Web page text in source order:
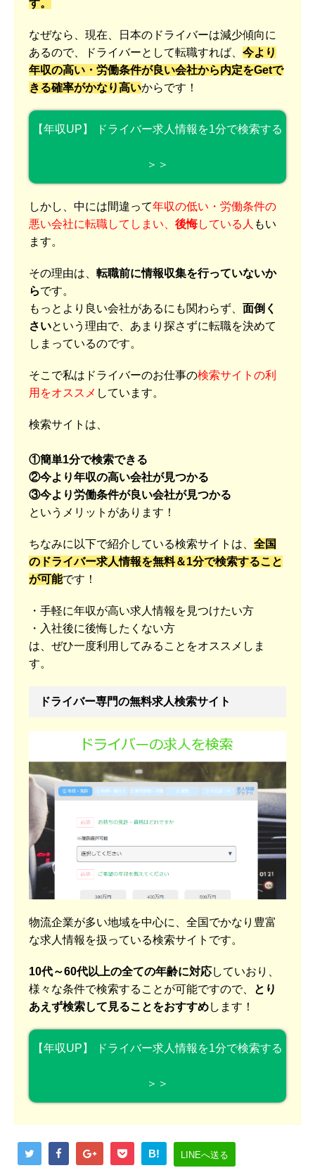
す。
なぜなら、現在、日本のドライバーは減少傾向に
あるので、ドライバーとして転職すれば、 今より
年収の高い・労働条件が良い会社から内定をGetで
きる確率がかなり高いからです！
【年収UP】 ドライバー求人情報を1分で検索する
＞＞
しかし、中には間違って年収の低い・労働条件の
悪い会社に転職してしまい、 後悔している人 もい
ます。
その理由は、 転職前に情報収集を行っていないか
らです。
もっとより良い会社があるにも関わらず、 面倒く
さいという理由で、あまり探さずに転職を決めて
しまっているのです。
そこで私はドライバーのお仕事の検索サイトの利
用をオススメ しています。
検索サイトは、
①簡単1分で検索できる
②今より年収の高い会社が見つかる
③今より労働条件が良い会社が見つかる
というメリットがあります！
ちなみに以下で紹介している検索サイトは、 全国
のドライバー求人情報を無料＆1分で検索すること
が可能です！
・手軽に年収が高い求人情報を見つけたい方
・入社後に後悔したくない方
は、ぜひ一度利用してみることをオススメしま
す。
ドライバー専門の無料求人検索サイト
物流企業が多い地域を中心に、全国でかなり豊富
な求人情報を扱っている検索サイトです。
10代～60代以上の全ての年齢に対応していおり、
様々な条件で検索することが可能ですので、
とり
あえず検索して見ることをおすすめします！
【年収UP】 ドライバー求人情報を1分で検索する
＞＞
B! LINEへ送る